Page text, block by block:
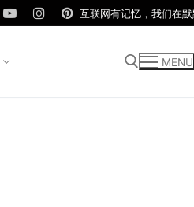
互联网有记忆，我们在
MENU